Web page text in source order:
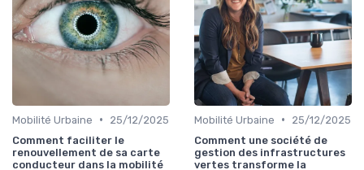
Mobilité Urbaine •
25/12/2025
Comment faciliter le
renouvellement de sa carte
conducteur dans la mobilité
Mobilité Urbaine •
25/12/2025
Comment une société de
gestion des infrastructures
vertes transforme la